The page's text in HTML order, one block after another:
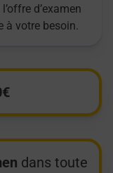
d’examen
à votre besoin.
dans toute